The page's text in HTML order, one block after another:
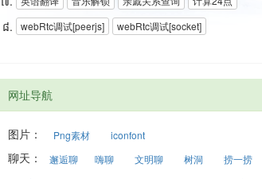
webRtc调试[peerjs]
webRtc调试[socket]
网址导航
图片： Png素材 iconfont
聊天： 邂逅聊 嗨聊 文明聊 树洞 捞一捞